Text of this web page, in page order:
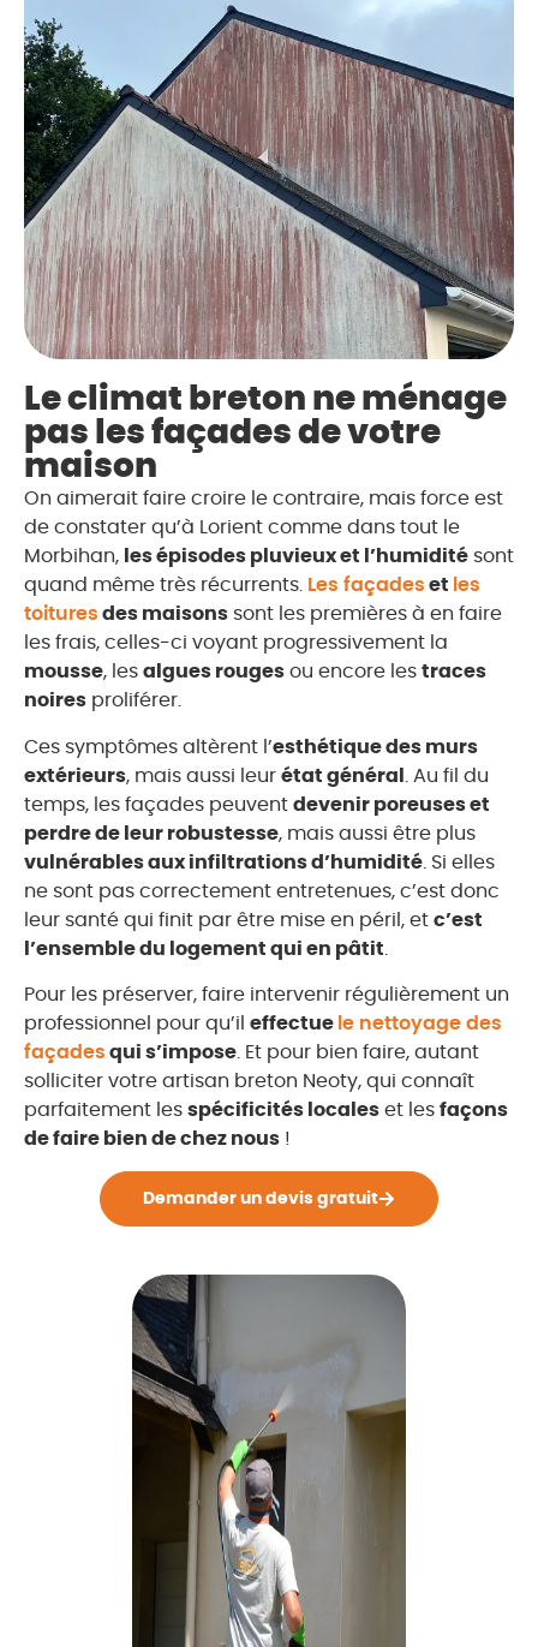
Le climat breton ne ménage
pas les façades de votre
maison
On aimerait faire croire le contraire, mais force est
de constater qu’à Lorient comme dans tout le
Morbihan, les épisodes pluvieux et l’humidité sont
quand même très récurrents. Les façades et les
toitures des maisons sont les premières à en faire
les frais, celles-ci voyant progressivement la
mousse, les algues rouges ou encore les traces
noires proliférer.
Ces symptômes altèrent l’esthétique des murs
extérieurs, mais aussi leur état général
. Au fil du
temps, les façades peuvent devenir poreuses et
perdre de leur robustesse, mais aussi être plus
vulnérables aux infiltrations d’humidité . Si elles
ne sont pas correctement entretenues, c’est donc
leur santé qui finit par être mise en péril, et c’est
l’ensemble du logement qui en pâtit
Pour les préserver, faire intervenir régulièrement un
professionnel pour qu’il effectue le nettoyage des
façades qui s’impose. Et pour bien faire, autant
solliciter votre artisan breton Neoty, qui connaît
parfaitement les spécificités locales et les façons
de faire bien de chez nous !
Demander un devis gratuit